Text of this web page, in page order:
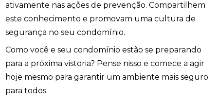
ativamente nas ações de prevenção. Compartilhem
este conhecimento e promovam uma cultura de
segurança no seu condomínio.
Como você e seu condomínio estão se preparando
para a próxima vistoria? Pense nisso e comece a agir
hoje mesmo para garantir um ambiente mais seguro
para todos.